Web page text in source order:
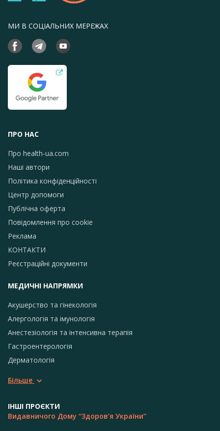
МИ В СОЦІАЛЬНИХ МЕРЕЖАХ
ПРО НАС
Про health-ua.com
Наші автори
Політика конфіденційності
Центр допомоги
Публічна оферта
Повідомлення про сookie
Реклама
КОНТАКТИ
Реєстраційні документи
МЕДИЧНІ НАПРЯМКИ
Акушерство та гінекологія
Алергологія та імунологія
Анестезіологія та інтенсивна терапія
Гастроентерологія
Дерматологія
Більше
ІНШІ ПРОЄКТИ
Видавничого Дому “Здоров’я України”